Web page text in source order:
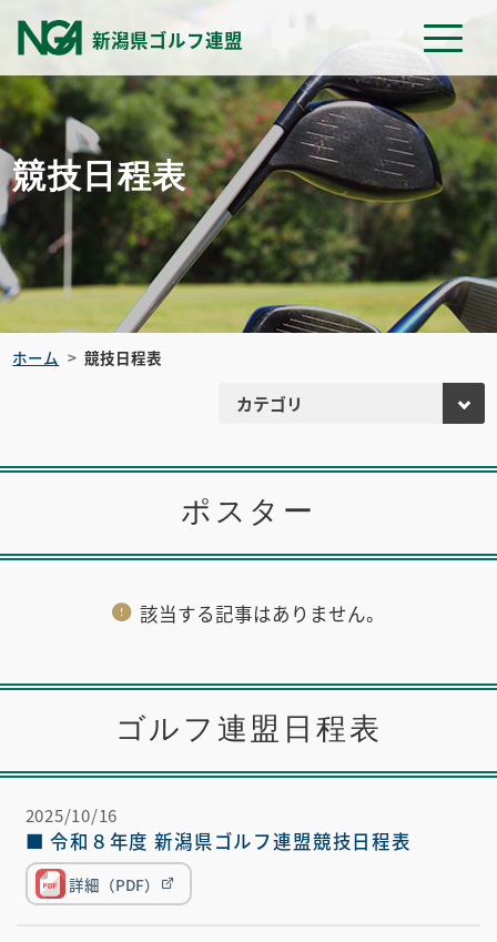
新潟県ゴルフ連盟
競技日程表
ホーム 競技日程表
ポスター
該当する記事はありません。
ゴルフ連盟日程表
2025/10/16
■ 令和８年度 新潟県ゴルフ連盟競技日程表
詳細（PDF）